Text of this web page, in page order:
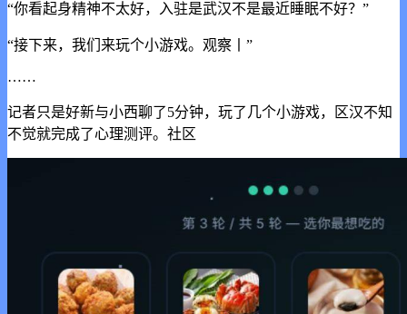
“你看起身精神不太好，入驻是武汉不是最近睡眠不好？”
“接下来，我们来玩个小游戏。观察丨”
……
记者只是好新与小西聊了5分钟，玩了几个小游戏，区汉不知
不觉就完成了心理测评。社区